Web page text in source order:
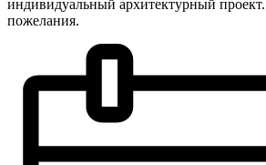
индивидуальный архитектурный
пожелания.